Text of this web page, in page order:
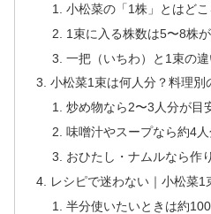
小松菜の「1株」とはどこ
1束に入る株数は5〜8株
一把（いちわ）と1束の違
小松菜1束は何人分？料理別
炒め物なら2〜3人分が目
味噌汁やスープなら約4
おひたし・ナムルなら作
レシピで迷わない｜小松菜
半分使いたいときは約